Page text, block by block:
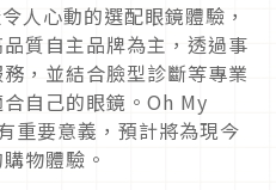
人心動的選配眼鏡體驗，
質自主品牌為主，透過事
，並結合臉型診斷等專業
自己的眼鏡。Oh My
重要意義，預計將為現今
物體驗。